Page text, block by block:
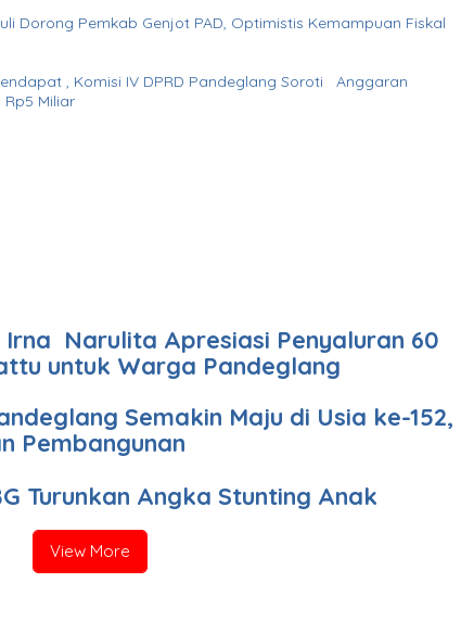
Dorong Pemkab Genjot PAD, Optimistis Kemampuan Fiskal
, Komisi IV DPRD Pandeglang Soroti Anggaran
Konstruksi pada Dindikpora Senilai Rp5 Miliar
untuk Warga Pandeglang
Semakin Maju di Usia ke-152,
Pembangunan
Turunkan Angka Stunting Anak
View More